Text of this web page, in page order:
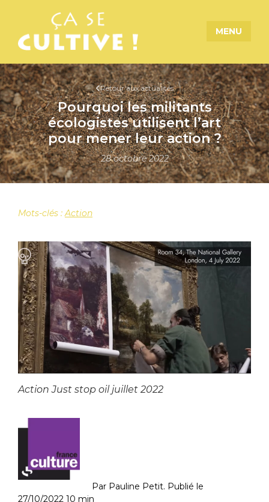
MENU
Retour aux actualités
Pourquoi les militants
écologistes utilisent l’art
pour mener leur action ?
28 octobre 2022
Mots-clés :Action
Action Just stop oil juillet 2022
Par Pauline Petit. Publié le
27/10/2022 10 min